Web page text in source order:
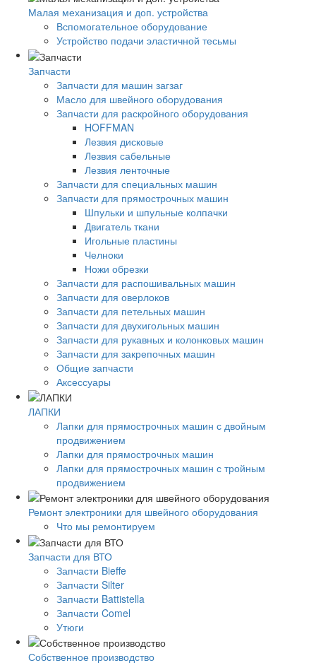
Малая механизация и доп. устройства
Вспомогательное оборудование
Устройство подачи эластичной тесьмы
Запчасти
Запчасти для машин загзаг
Масло для швейного оборудования
Запчасти для раскройного оборудования
HOFFMAN
Лезвия дисковые
Лезвия сабельные
Лезвия ленточные
Запчасти для специальных машин
Запчасти для прямострочных машин
Шпульки и шпульные колпачки
Двигатель ткани
Игольные пластины
Челноки
Ножи обрезки
Запчасти для распошивальных машин
Запчасти для оверлоков
Запчасти для петельных машин
Запчасти для двухигольных машин
Запчасти для рукавных и колонковых машин
Запчасти для закрепочных машин
Общие запчасти
Аксессуары
ЛАПКИ
Лапки для прямострочных машин с двойным
продвижением
Лапки для прямострочных машин
Лапки для прямострочных машин с тройным
продвижением
Ремонт электроники для швейного оборудования
Что мы ремонтируем
Запчасти для ВТО
Запчасти Bieffe
Запчасти Silter
Запчасти Battistella
Запчасти Comel
Утюги
Собственное производство